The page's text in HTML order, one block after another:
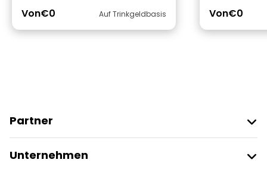
Von€0 Auf Trinkgeldbasis Von€0
Partner
Anbieter-Anmeldung
Unternehmen